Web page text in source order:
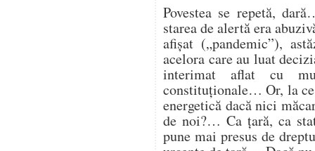
Povestea se repetă,
starea de alertă era
afișat („pandemic”),
acelora care au luat
interimat aflat cu
constituționale… Or, la
energetică dacă nici
de noi?… Ca țară, ca
pune mai presus de